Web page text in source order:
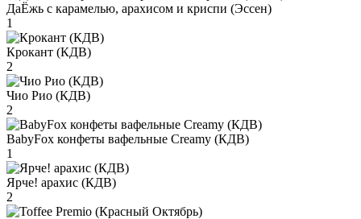
ДаЁжь с карамелью, арахисом и криспи (Эссен)
1
Крокант (КДВ)
2
Чио Рио (КДВ)
2
BabyFox конфеты вафельные Creamy (КДВ)
1
Ярче! арахис (КДВ)
2